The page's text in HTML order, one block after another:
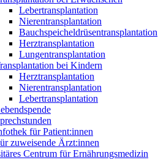
Lebertransplantation
Nierentransplantation
Bauchspeicheldrüsentransplantation
Herztransplantation
Lungentransplantation
bei Kindern
Herztransplantation
Nierentransplantation
Lebertransplantation
für Patient:innen
zuweisende Ärzt:innen
Centrum für Ernährungsmedizin